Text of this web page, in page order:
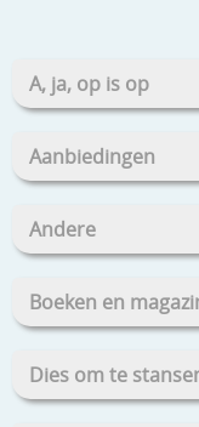
A, ja, op is op
Aanbiedingen
Andere
Boeken en
Dies om te